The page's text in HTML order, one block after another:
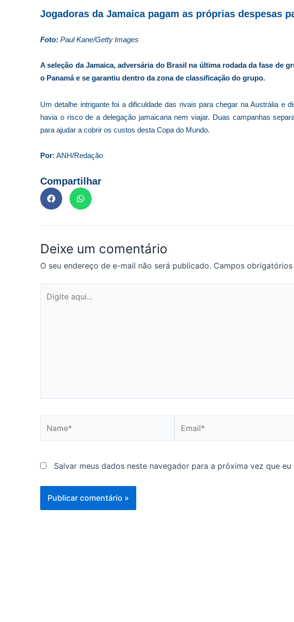
Jogadoras da Jamaica pagam as próprias despesas
Foto: Paul Kane/Getty Images
A seleção da Jamaica, adversária do Brasil na última rodada da fase de
o Panamá e se garantiu dentro da zona de classificação do grupo.
Um detalhe intrigante foi a dificuldade das rivais para chegar na Austrália e
havia o risco de a delegação jamaicana nem viajar. Duas campanhas
para ajudar a cobrir os custos desta Copa do Mundo.
Por: ANH/Redação
Compartilhar
Deixe um comentário
O seu endereço de e-mail não será publicado. Campos
aqui...
Salvar meus dados neste navegador para a próxima vez que eu